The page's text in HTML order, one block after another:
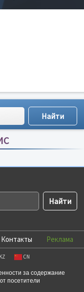
;рейтингу;отзывам
Контакты Реклама
KZ CN
за содержание
посетители